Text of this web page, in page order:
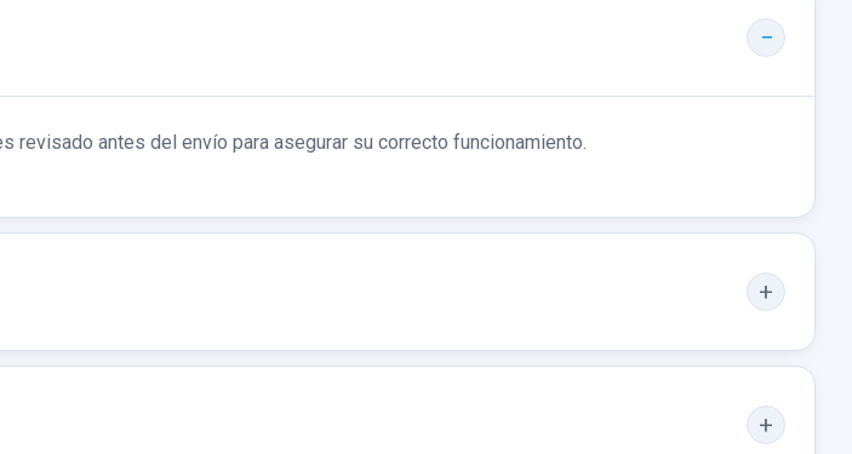
revisado antes del envío para asegurar su correcto funcionamiento.